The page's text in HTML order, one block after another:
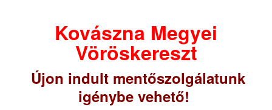
Kovászna Megyei
Vöröskereszt
Újon indult mentőszolgálatunk
igénybe vehető!